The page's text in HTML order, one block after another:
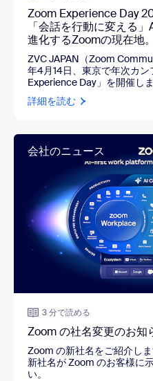
Zoom Experience Day
「会話を行動に変える
進化するZoomの現在地。
ZVC JAPAN（Zoom
年4月14日、東京で年次カ
Experience Day」を開催しま
詳細を読む
会社のニュース
3 分で読める
Zoom の社名変更のお知
Zoom の新社名をご紹介し
新社名が Zoom のお客様に
い。